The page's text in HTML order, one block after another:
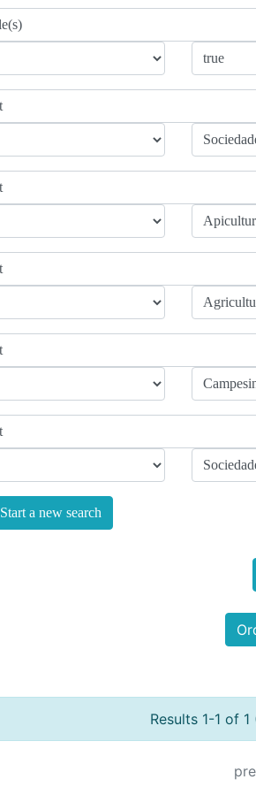
Start a new search
Results 1-1 of